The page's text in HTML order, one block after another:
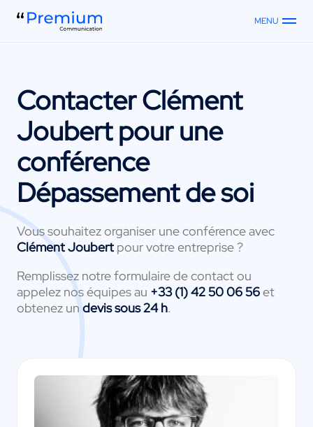
MENU
ContacterClément
Joubertpour une
conférence
Dépassement de soi
Vous souhaitez organiser une conférence avec
Clément Joubert pour votre entreprise ?
Remplissez notre formulaire de contact ou
appelez nos équipes au +33 (1) 42 50 06 56et
obtenez un devis sous 24 h.